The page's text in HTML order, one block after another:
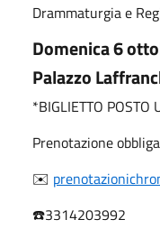
Drammaturgia e
Domenica 6
Palazzo
*BIGLIETTO POSTO
Prenotazione
✉️
☎️3314203992